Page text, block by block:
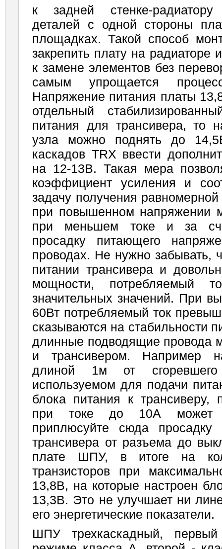
к задней стенке-
деталей с одной стороны
площадках. Такой способ
закрепить плату на радиаторе
к замене элементов без
самым упрощается
Напряжение питания платы
отдельный
питания для трансивера, то
узла можно поднять до
каскадов TRX ввести
на 12-13В. Такая мера
коэффициент усиления и
задачу получения
при повышенном напряжении
при меньшем токе и за
просадку питающего
проводах. Не нужно забывать,
питании трансивера и
мощности, потребляемый
значительных значений. При
60Вт потребляемый ток
сказываются на стабильности
длинные подводящие провода
и трансивером. Например
длиной 1м от
используемом для подачи
блока питания к трансиверу,
при токе до 10А может
приплюсуйте сюда просадку
трансивера от разъема до
плате ШПУ, в итоге на
транзисторов при
13,8В, на которые настроен
13,3В. Это не улучшает ни
его энергетические показатели.
ШПУ трехкаскадный,